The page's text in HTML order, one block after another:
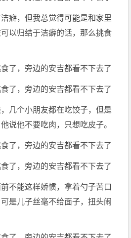
癖，但我总觉得可能是和家里
以归结于洁癖的话，那么挑食
几个小朋友都在吃饺子，但是
说他不要吃肉，只想吃皮子。
不能这样娇惯，拿着勺子苦口
是儿子丝毫不给面子，扭头闹